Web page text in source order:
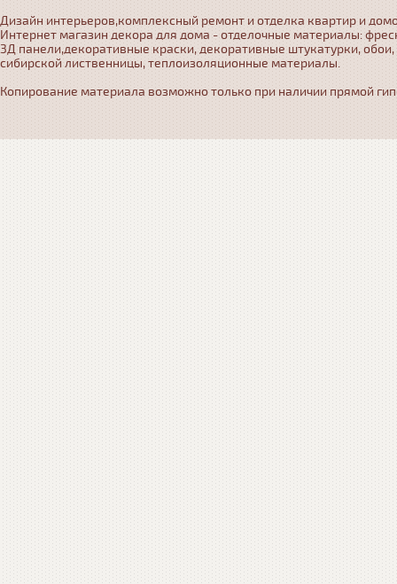
Дизайн интерьеров,комплексный ремонт и отделка квартир и
Интернет магазин декора для дома - отделочные материалы:
3Д панели,декоративные краски, декоративные штукатурки,
сибирской лиственницы, теплоизоляционные материалы.
Копирование материала возможно только при наличии прямой